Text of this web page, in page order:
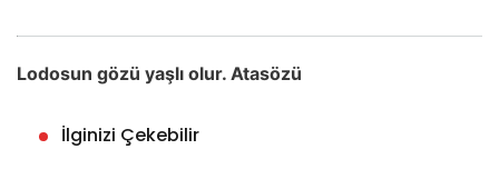
Lodosun gözü yaşlı olur. Atasözü
İlginizi Çekebilir